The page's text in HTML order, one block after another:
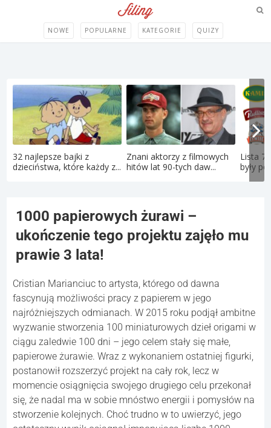
NOWE POPULARNE KATEGORIE QUIZY
32 najlepsze bajki z
dzieciństwa, które każdy z...
Znani aktorzy z filmowych
hitów lat 90-tych daw...
Lista
były
1000 papierowych żurawi –
ukończenie tego projektu zajęło mu
prawie 3 lata!
Cristian Marianciuc to artysta, którego od dawna
fascynują możliwości pracy z papierem w jego
najróżniejszych odmianach. W 2015 roku podjął ambitne
wyzwanie stworzenia 100 miniaturowych dzieł origami w
ciągu zaledwie 100 dni – jego celem stały się małe,
papierowe żurawie. Wraz z wykonaniem ostatniej figurki,
postanowił rozszerzyć projekt na cały rok, lecz w
momencie osiągnięcia swojego drugiego celu przekonał
się, że nadal ma w sobie mnóstwo energii i pomysłów na
stworzenie kolejnych. Choć trudno w to uwierzyć, jego